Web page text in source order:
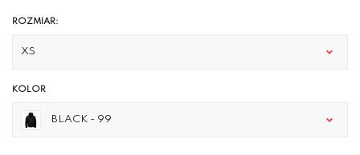
ROZMIAR:
XS
KOLOR
BLACK - 99